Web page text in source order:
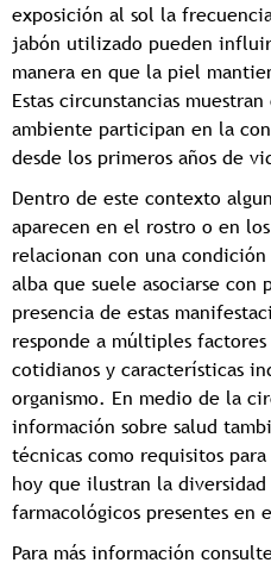
exposición al sol la
jabón utilizado pueden
manera en que la piel
Estas circunstancias
ambiente participan en la
desde los primeros años de
Dentro de este contexto
aparecen en el rostro o en
relacionan con una
alba que suele asociarse con
presencia de estas
responde a múltiples
cotidianos y características
organismo. En medio de la
información sobre salud
técnicas como requisitos para
hoy que ilustran la
farmacológicos presentes en
Para más información